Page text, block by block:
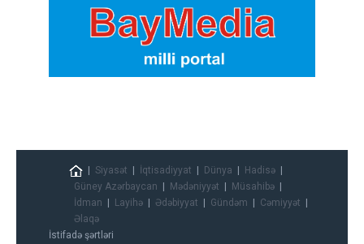
Siyasət İqtisadiyyat Dünya
Hadisə
Güney Azərbaycan
Mədəniyyət
Müsahibə
İdman
Layihə Ədəbiyyat Gündəm
Cəmiyyət
Əlaqə
İstifadə şərtləri